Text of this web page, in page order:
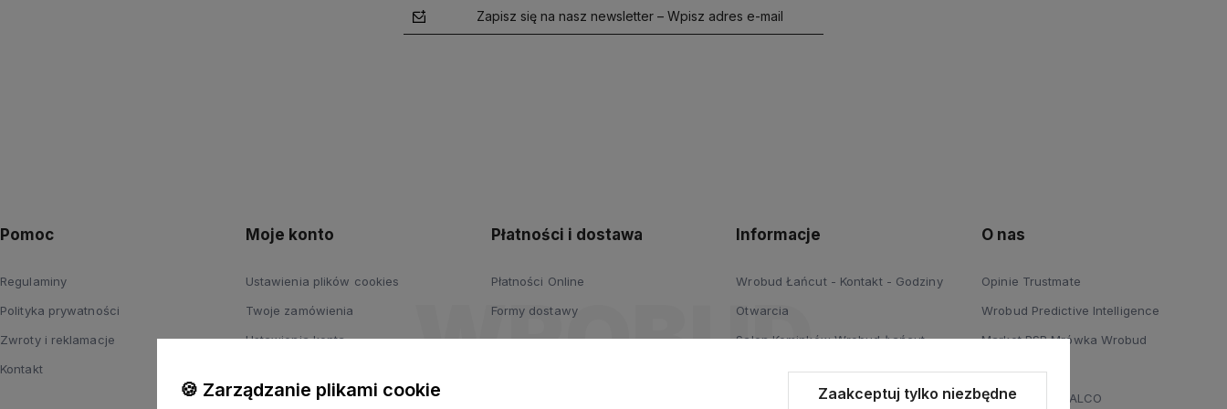
Zapisz się na nasz newsletter – Wpisz adres e-mail
Pomoc
Regulaminy
Polityka prywatności
Zwroty i reklamacje
Kontakt
Moje konto
Ustawienia plików cookies
Twoje zamówienia
Ustawienia konta
Płatności i dostawa
Płatności Online
Formy dostawy
Informacje
Wrobud Łańcut - Kontakt - Godziny
Otwarcia
Salon Kominków Wrobud Łańcut
Salon Drzwi i Podłóg Wrobud Łańcut
Wypożyczalnia sprzętów budowlanych i
O nas
Opinie Trustmate
Wrobud Predictive Intelligence
Market PSB Mrówka Wrobud
Blog
Dystrybucja STALCO
🍪 Zarządzanie plikami cookie Zaakceptuj tylko niezbędne